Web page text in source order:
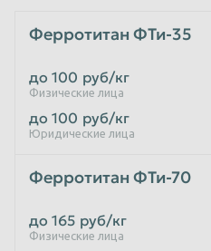
Электросталь
Южно-Сахалинск
Ярославль
Ферротитан ФТи-35
Физические лица
до 100 руб/кг
Юридические лица
до 100 руб/кг
Ферротитан ФТи-70
Физические лица
до 165 руб/кг